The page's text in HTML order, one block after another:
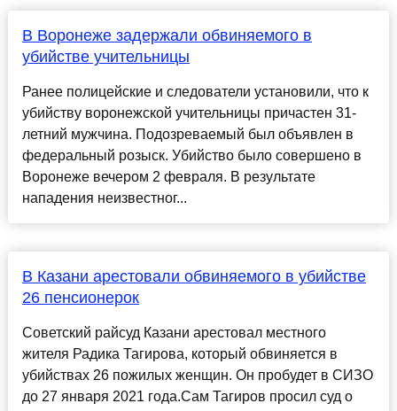
В Воронеже задержали обвиняемого в
убийстве учительницы
Ранее полицейские и следователи установили, что к
убийству воронежской учительницы причастен 31-
летний мужчина. Подозреваемый был объявлен в
федеральный розыск. Убийство было совершено в
Воронеже вечером 2 февраля. В результате
нападения неизвестног...
В Казани арестовали обвиняемого в убийстве
26 пенсионерок
Советский райсуд Казани арестовал местного
жителя Радика Тагирова, который обвиняется в
убийствах 26 пожилых женщин. Он пробудет в СИЗО
до 27 января 2021 года.Сам Тагиров просил суд о